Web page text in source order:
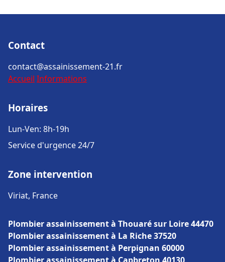
Contact
contact@assainissement-21.fr
Accueil Informations
Horaires
Lun-Ven: 8h-19h
Service d'urgence 24/7
Zone intervention
Viriat, France
Plombier assainissement à Thouaré sur Loire 44470
Plombier assainissement à La Riche 37520
Plombier assainissement à Perpignan 60000